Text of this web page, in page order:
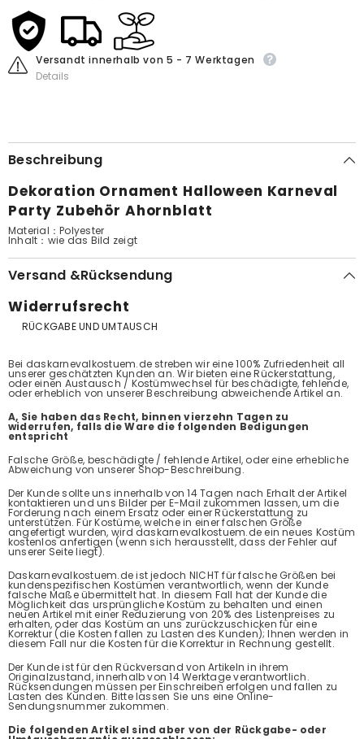
Versandt innerhalb von 5 - 7 Werktagen
Details
Beschreibung
Dekoration Ornament Halloween Karneval
Party Zubehör Ahornblatt
Material：Polyester
Inhalt ：wie das Bild zeigt
Versand &Rücksendung
Widerrufsrecht
RÜCKGABE UND UMTAUSCH
Bei daskarnevalkostuem.de streben wir eine 100% Zufriedenheit all
unserer geschätzten Kunden an. Wir bieten eine Rückerstattung,
oder einen Austausch / Kostümwechsel für beschädigte, fehlende,
oder erheblich von unserer Beschreibung abweichende Artikel an.
A, Sie haben das Recht, binnen vierzehn Tagen zu
widerrufen, falls die Ware die folgenden Bedigungen
entspricht
Falsche Größe, beschädigte / fehlende Artikel, oder eine erhebliche
Abweichung von unserer Shop-Beschreibung.
Der Kunde sollte uns innerhalb von 14 Tagen nach Erhalt der Artikel
kontaktieren und uns Bilder per E-Mail zukommen lassen, um die
Forderung nach einem Ersatz oder einer Rückerstattung zu
unterstützen. Für Kostüme, welche in einer falschen Größe
angefertigt wurden, wird daskarnevalkostuem.de ein neues Kostüm
kostenlos anfertigen (wenn sich herausstellt, dass der Fehler auf
unserer Seite liegt).
Daskarnevalkostuem.de ist jedoch NICHT für falsche Größen bei
kundenspezifischen Kostümen verantwortlich, wenn der Kunde
falsche Maße übermittelt hat. In diesem Fall hat der Kunde die
Möglichkeit das ursprüngliche Kostüm zu behalten und einen
neuen Artikel mit einer Reduzierung von 20% des Listenpreises zu
erhalten, oder das Kostüm an uns zurückzuschicken für eine
Korrektur (die Kosten fallen zu Lasten des Kunden); Ihnen werden in
diesem Fall nur die Kosten für die Korrektur in Rechnung gestellt.
Der Kunde ist für den Rückversand von Artikeln in ihrem
Originalzustand, innerhalb von 14 Werktage verantwortlich.
Rücksendungen müssen per Einschreiben erfolgen und fallen zu
Lasten des Kunden. Bitte lassen Sie uns eine Online-
Sendungsnummer zukommen.
Die folgenden Artikel sind aber von der Rückgabe- oder